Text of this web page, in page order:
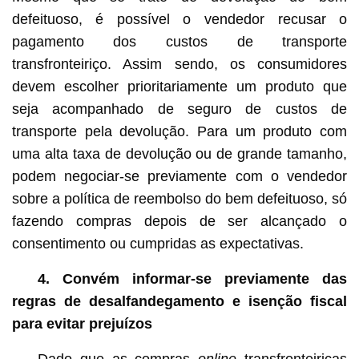
defeituoso, é possível o vendedor recusar o
pagamento dos custos de transporte
transfronteiriço. Assim sendo, os consumidores
devem escolher prioritariamente um produto que
seja acompanhado de seguro de custos de
transporte pela devolução. Para um produto com
uma alta taxa de devolução ou de grande tamanho,
podem negociar-se previamente com o vendedor
sobre a política de reembolso do bem defeituoso, só
fazendo compras depois de ser alcançado o
consentimento ou cumpridas as expectativas.
4. Convém informar-se previamente das
regras de desalfandegamento e isenção fiscal
para evitar prejuízos